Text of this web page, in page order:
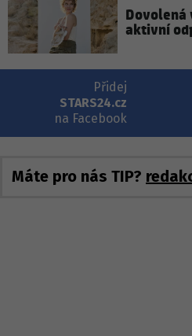
Dovolená
aktivní
Přidej
STARS24.cz
na Facebook
Máte pro nás TIP?